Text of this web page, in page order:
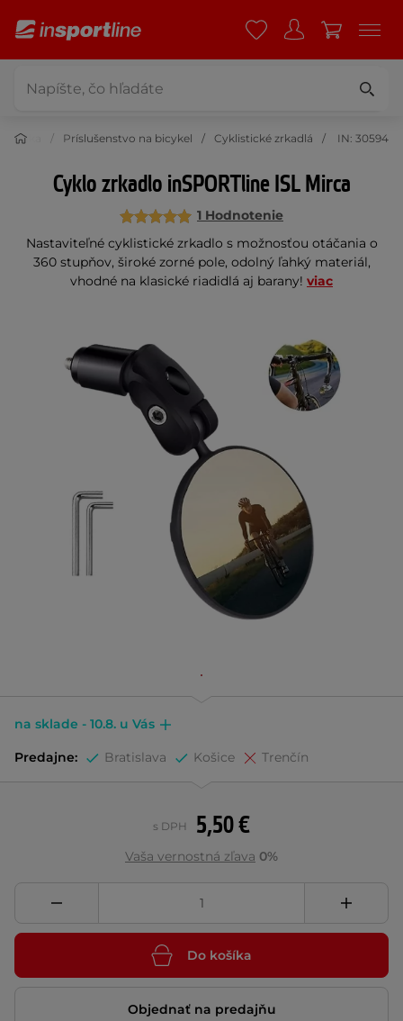
Príslušenstvo na bicykel Cyklistické zrkadlá IN: 30594
Cyklo zrkadlo inSPORTline ISL Mirca
1 Hodnotenie
Nastaviteľné cyklistické zrkadlo s možnosťou otáčania o
360 stupňov, široké zorné pole, odolný ľahký materiál,
vhodné na klasické riadidlá aj barany! viac
na sklade - 10.8. u Vás
Predajne: Bratislava Košice Trenčín
5,50 €
s DPH
Vaša vernostná zľava 0%
Do košíka
Objednať na predajňu